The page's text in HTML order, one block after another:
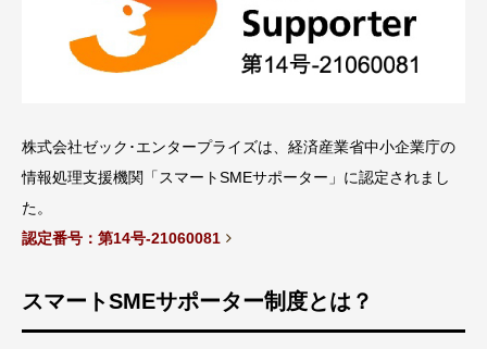
株式会社ゼック･エンタープライズは、経済産業省中小企業庁の
情報処理支援機関「スマートSMEサポーター」に認定されまし
た。
認定番号：第14号‐21060081
スマートSMEサポーター制度とは？